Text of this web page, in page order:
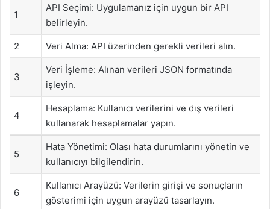
1
API Seçimi: Uygulamanız için uygun bir API
belirleyin.
2 Veri Alma: API üzerinden gerekli verileri alın.
3
Veri İşleme: Alınan verileri JSON formatında
işleyin.
4
Hesaplama: Kullanıcı verilerini ve dış verileri
kullanarak hesaplamalar yapın.
5
Hata Yönetimi: Olası hata durumlarını yönetin ve
kullanıcıyı bilgilendirin.
6
Kullanıcı Arayüzü: Verilerin girişi ve sonuçların
gösterimi için uygun arayüzü tasarlayın.